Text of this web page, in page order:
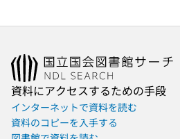
資料にアクセスするための手段
インターネットで資料を読む
資料のコピーを入手する